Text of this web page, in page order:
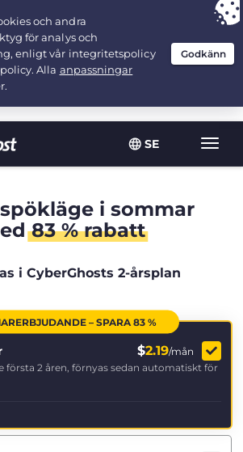
SE
Växla
Dealfor 2.1666666666667-years at $
/month
i sommar
83 % rabatt
i CyberGhosts 2-årsplan
– SPARA 83 %
$2.19/mån
första 2 åren, förnyas sedan automatiskt för